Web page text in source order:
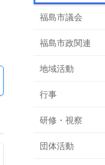
福島市議会
福島市政関連
地域活動
行事
研修・視察
団体活動